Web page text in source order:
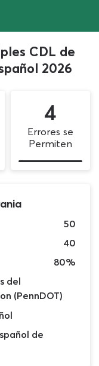
CDL de
2026
4
Errores se
Permiten
50
40
80%
del
(PennDOT)
de